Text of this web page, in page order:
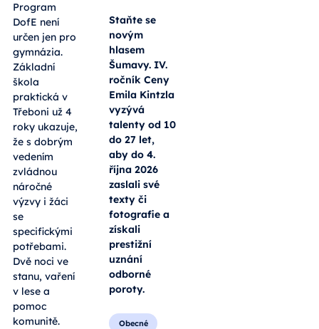
Program
DofE není
určen jen pro
gymnázia.
Základní
škola
praktická v
Třeboni už 4
roky ukazuje,
že s dobrým
vedením
zvládnou
náročné
výzvy i žáci
se
specifickými
potřebami.
Dvě noci ve
stanu, vaření
v lese a
pomoc
komunitě.
Staňte se
novým
hlasem
Šumavy. IV.
ročník Ceny
Emila Kintzla
vyzývá
talenty od 10
do 27 let,
aby do 4.
října 2026
zaslali své
texty či
fotografie a
získali
prestižní
uznání
odborné
poroty.
Obecné